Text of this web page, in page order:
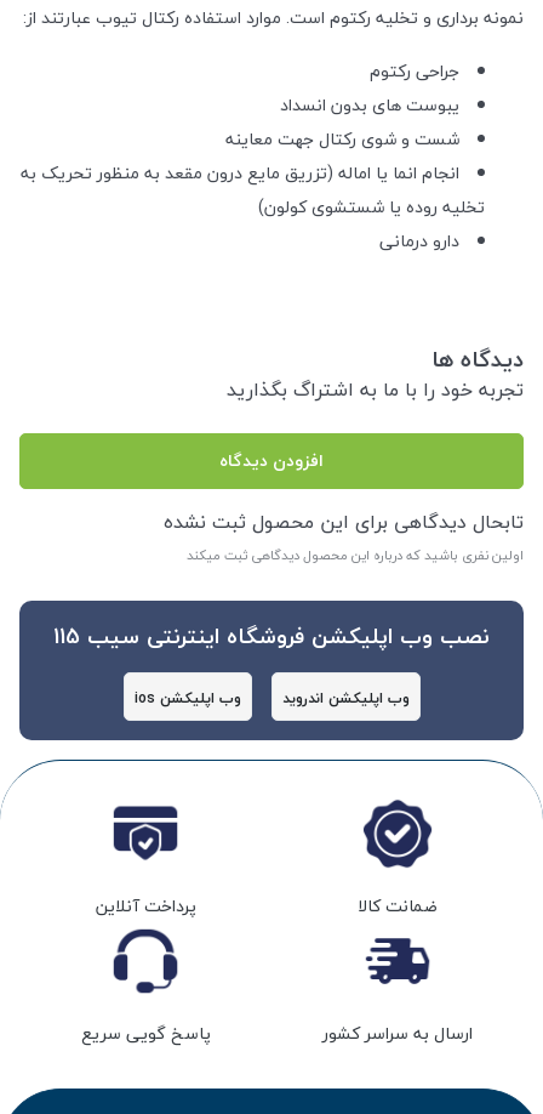
نمونه برداری و تخلیه رکتوم است. موارد استفاده رکتال تیوب عبارتند از:
جراحی رکتوم
یبوست های بدون انسداد
شست و شوی رکتال جهت معاینه
انجام انما یا اماله (تزریق مایع درون مقعد به‌ منظور تحریک به
تخلیه‌ روده یا شستشوی کولون)
دارو درمانی
دیدگاه ها
تجربه خود را با ما به اشتراگ بگذارید
افزودن دیدگاه
تابحال دیدگاهی برای این محصول ثبت نشده
اولین نفری باشید که درباره این محصول دیدگاهی ثبت میکند
نصب وب اپلیکشن فروشگاه اینترنتی سیب 115
وب اپلیکشن اندروید وب اپلیکشن ios
ضمانت کالا پرداخت آنلاین
ارسال به سراسر کشور پاسخ گویی سریع